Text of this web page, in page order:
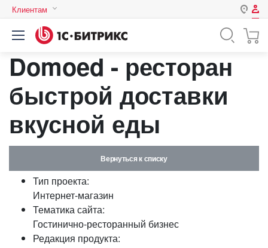
Клиентам
Казахстан
Беларусь
Авторизация
Нет аккаунта?
Логин
Пароль
Запомнить меня на этом
Забыли свой пароль?
Domoed - ресторан
быстрой доставки
вкусной еды
Вернуться к списку
Тип проекта:
Интернет-магазин
Тематика сайта:
Гостинично-ресторанный бизнес
Редакция продукта: